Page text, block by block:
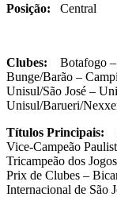
Posição: Central
Clubes: Botafogo –
Bunge/Barão –
Unisul/São José –
Unisul/Barueri/
Títulos Principais:
Vice-Campeão
Tricampeão dos
Prix de Clubes –
Internacional de São